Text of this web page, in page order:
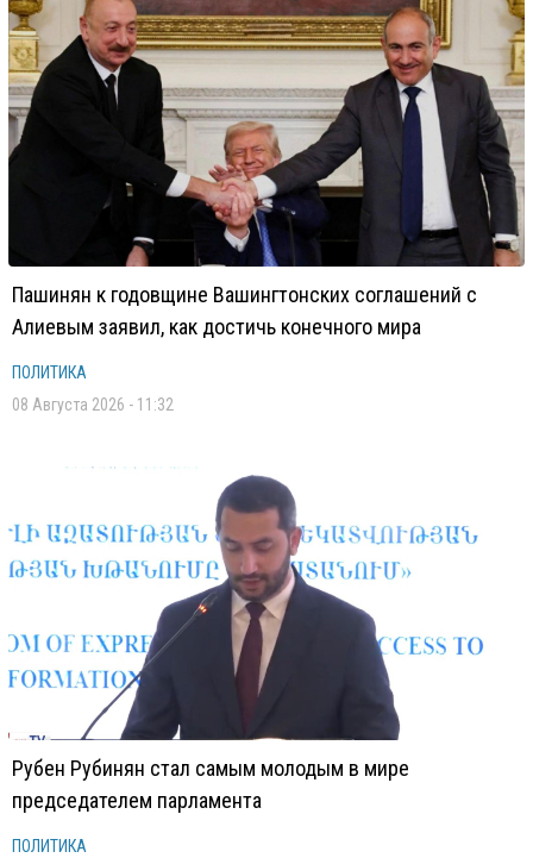
Пашинян к годовщине Вашингтонских соглашений с
Алиевым заявил, как достичь конечного мира
ПОЛИТИКА
08 Августа 2026 - 11:32
Рубен Рубинян стал самым молодым в мире
председателем парламента
ПОЛИТИКА